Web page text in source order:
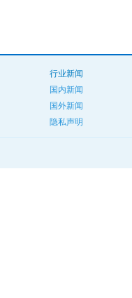
行业新闻
国内新闻
国外新闻
隐私声明